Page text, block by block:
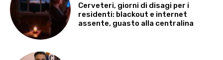
Cerveteri, giorni di disagi per i
residenti: blackout e internet
assente, guasto alla centralina